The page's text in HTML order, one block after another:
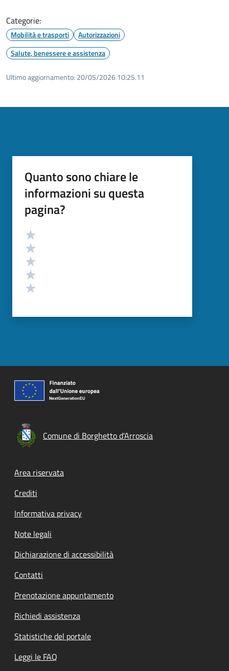
Categorie:
Mobilità e trasporti
Autorizzazioni
Salute, benessere e assistenza
Ultimo aggiornamento: 20/05/2026 10:25.11
Quanto sono chiare le
informazioni su questa
pagina?
Valutazione
Comune di Borghetto d'Arroscia
Footer menu
Area riservata
Crediti
Informativa privacy
Note legali
Dichiarazione di accessibilità
Contatti
Prenotazione appuntamento
Richiedi assistenza
Statistiche del portale
Leggi le FAQ